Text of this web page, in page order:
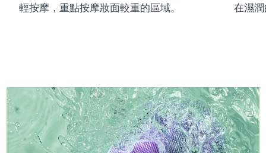
輕按摩，重點按摩妝面較重的區域。
在濕